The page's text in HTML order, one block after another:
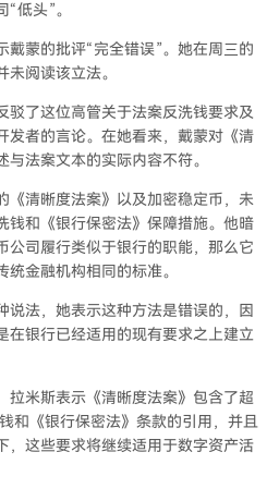
低头”。
戴蒙的批评“完全错误”。她在周三的
未阅读该立法。
驳了这位高管关于法案反洗钱要求及
发者的言论。在她看来，戴蒙对《清
与法案文本的实际内容不符。
《清晰度法案》以及加密稳定币，未
钱和《银行保密法》保障措施。他暗
公司履行类似于银行的职能，那么它
统金融机构相同的标准。
说法，她表示这种方法是错误的，因
在银行已经适用的现有要求之上建立
拉米斯表示《清晰度法案》包含了超
和《银行保密法》条款的引用，并且
，这些要求将继续适用于数字资产活